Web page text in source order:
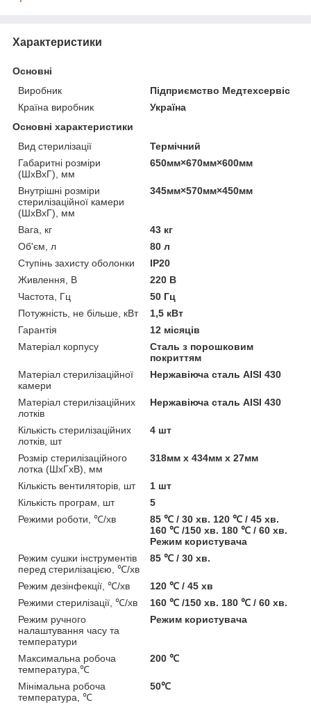
Характеристики
Основні
Виробник
Підприємство Медтехсервіс
Країна виробник
Україна
Основні характеристики
Вид стерилізації
Термічний
Габаритні розміри
(ШхВхГ), мм
650мм×670мм×600мм
Внутрішні розміри
стерилізаційної камери
(ШхВхГ), мм
345мм×570мм×450мм
Вага, кг
43 кг
Об'єм, л
80 л
Ступінь захисту оболонки
IP20
Живлення, В
220 В
Частота, Гц
50 Гц
Потужність, не більше, кВт
1,5 кВт
Гарантія
12 місяців
Матеріал корпусу
Сталь з порошковим
покриттям
Матеріал стерилізаційної
камери
Нержавіюча сталь AISI 430
Матеріал стерилізаційних
лотків
Нержавіюча сталь AISI 430
Кількість стерилізаційних
лотків, шт
4 шт
Розмір стерилізаційного
лотка (ШхГхВ), мм
318мм х 434мм х 27мм
Кількість вентиляторів, шт
1 шт
Кількість програм, шт
5
Режими роботи, ℃/хв
85 ℃ / 30 хв. 120 ℃ / 45 хв.
160 ℃ /150 хв. 180 ℃ / 60 хв.
Режим користувача
Режим сушки інструментів
перед стерилізацією, ℃/хв
85 ℃ / 30 хв.
Режим дезінфекції, ℃/хв
120 ℃ / 45 хв
Режими стерилізації, ℃/хв
160 ℃ /150 хв. 180 ℃ / 60 хв.
Режим ручного
налаштування часу та
температури
Режим користувача
Максимальна робоча
температура,℃
200 ℃
Мінімальна робоча
температура, ℃
50℃